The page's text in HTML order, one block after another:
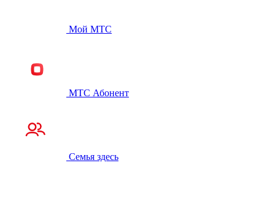
Мой МТС
МТС Абонент
Семья здесь